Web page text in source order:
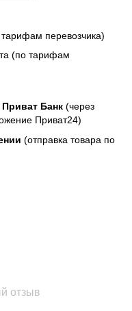
перевозчика)
(по тарифам
Банк (через
Приват24)
(отправка товара по
отзыв